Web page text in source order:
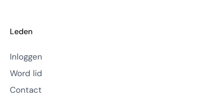
Leden
Inloggen
Word lid
Contact